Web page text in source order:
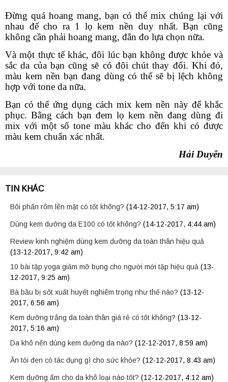
Đừng quá hoang mang, bạn có thể mix chúng lại với
nhau để cho ra 1 lọ kem nền duy nhất. Bạn cũng
không cần phải hoang mang, đắn đo lựa chọn nữa.
Và một thực tế khác, đôi lúc bạn không được khỏe và
sắc da của bạn cũng sẽ có đôi chút thay đổi. Khi đó,
màu kem nền bạn đang dùng có thể sẽ bị lệch không
hợp với tone da nữa.
Bạn có thể ứng dụng cách mix kem nền này để khắc
phục. Bằng cách bạn đem lọ kem nền đang dùng đi
mix với một số tone màu khác cho đến khi có được
màu kem chuẩn xác nhất.
Hải Duyên
TIN KHÁC
Bôi phấn rôm lên mặt có tốt không? (14-12-2017, 5:17 am)
Dùng kem dưỡng da E100 có tốt không? (14-12-2017, 4:44 am)
Review kinh nghiệm dùng kem dưỡng da toàn thân hiệu quả
(13-12-2017, 9:42 am)
10 bài tập yoga giảm mỡ bụng cho người mới tập hiệu quả (13-
12-2017, 9:25 am)
Bà bầu bị sốt xuất huyết nghiêm trọng như thế nào? (13-12-
2017, 6:56 am)
Kem dưỡng trắng da toàn thân giá rẻ có tốt không? (13-12-
2017, 5:16 am)
Da khô nên dùng kem dưỡng da nào? (12-12-2017, 8:59 am)
Ăn tỏi đen có tác dụng gì cho sức khỏe? (12-12-2017, 8:43 am)
Kem dưỡng ẩm cho da khô loại nào tốt? (12-12-2017, 4:12 am)